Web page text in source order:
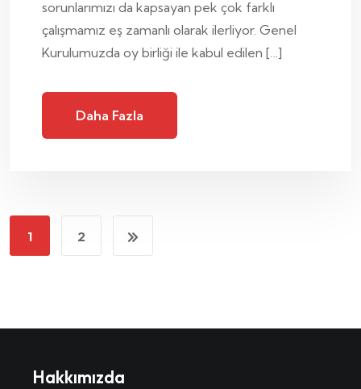
sorunlarımızı da kapsayan pek çok farklı
çalışmamız eş zamanlı olarak ilerliyor. Genel
Kurulumuzda oy birliği ile kabul edilen […]
Daha Fazla
1 2
Hakkımızda